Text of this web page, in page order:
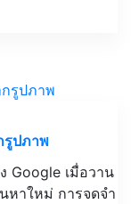
รูปภาพ
Google เมื่อวาน
าใหม่ การจดจำ